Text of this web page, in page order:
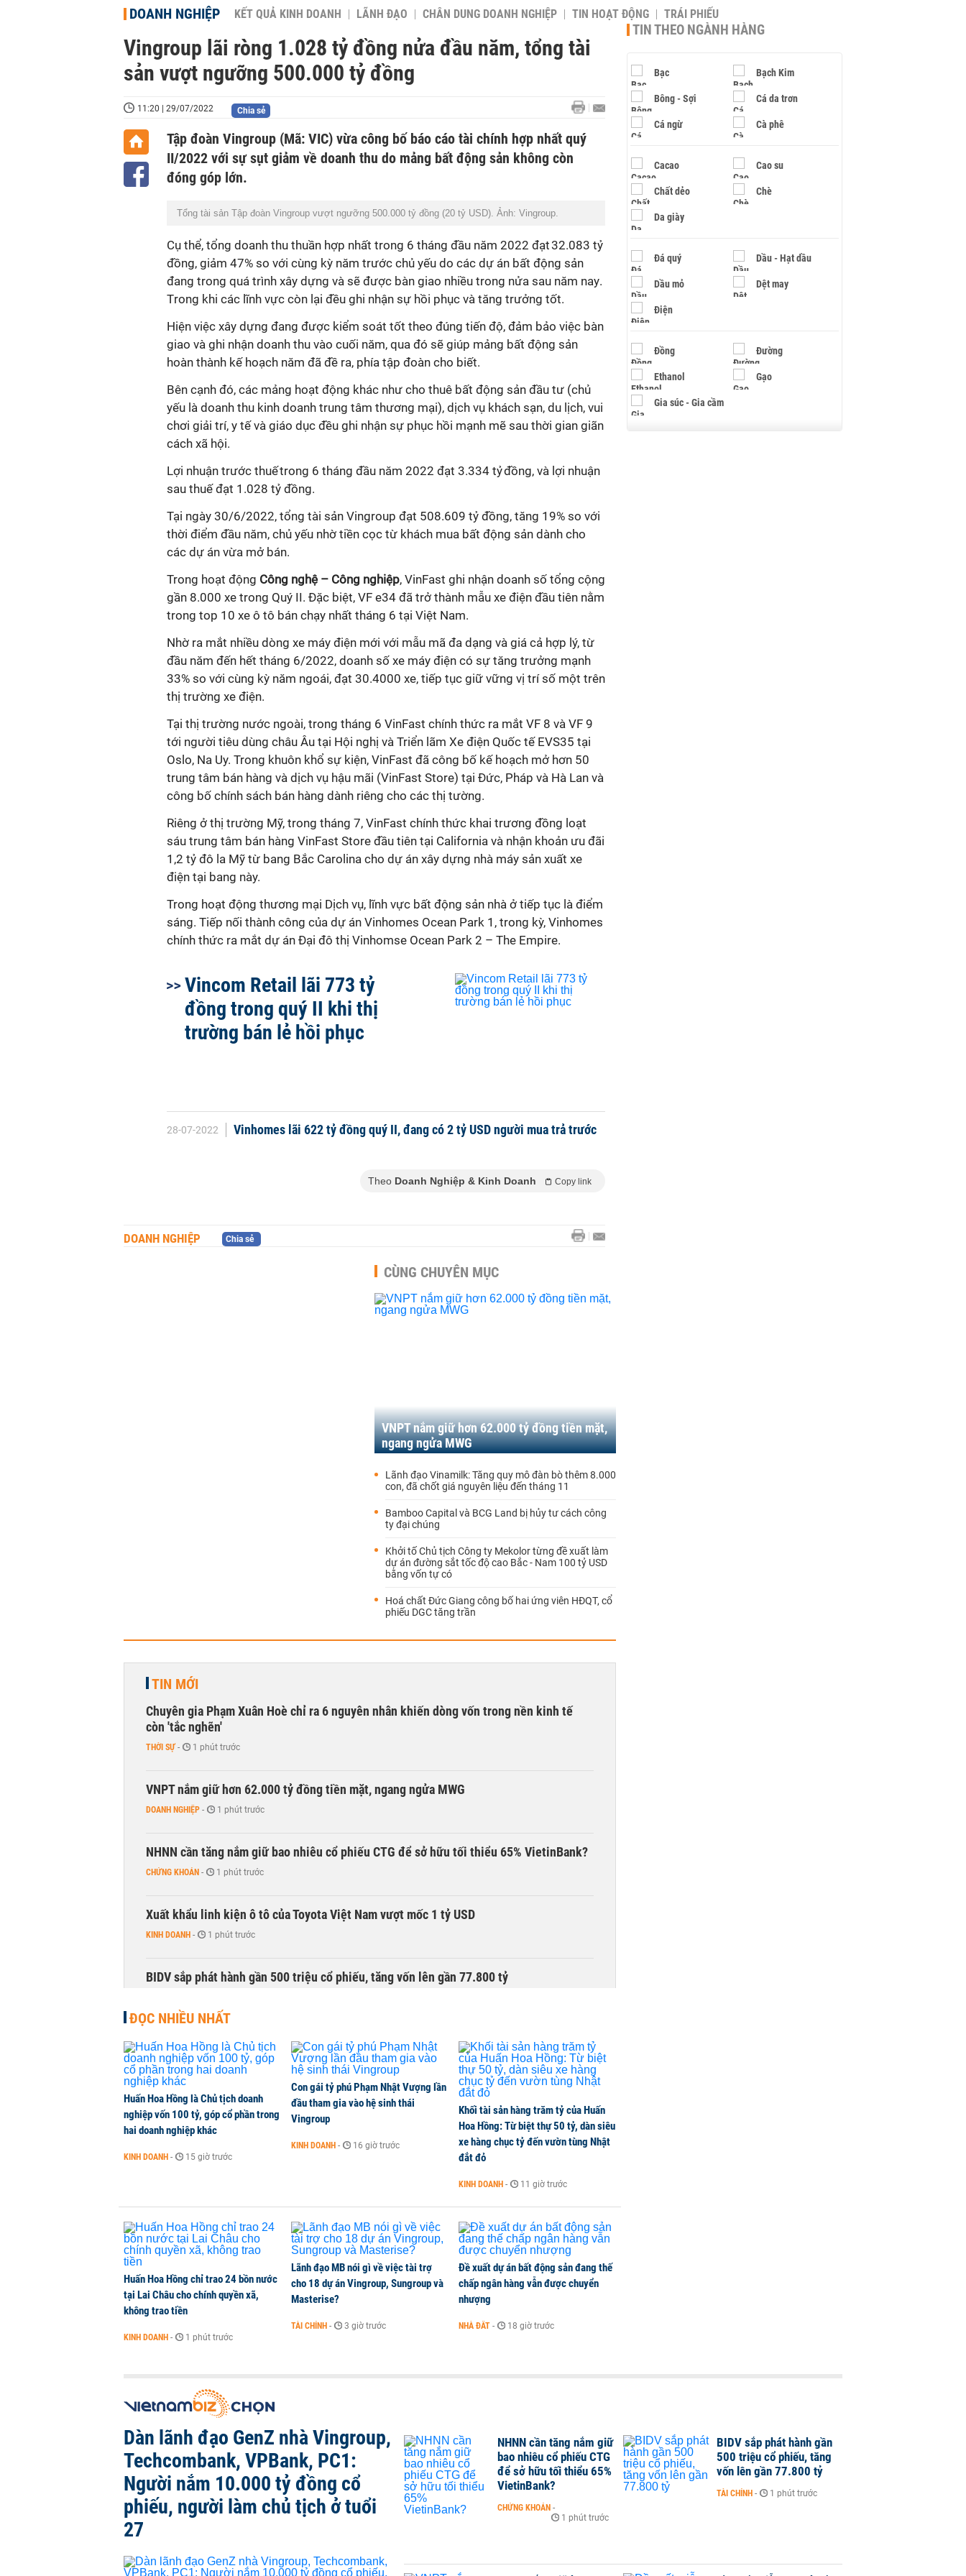
DOANH NGHIỆP KẾT QUẢ KINH DOANH LÃNH ĐẠO CHÂN DUNG DOANH NGHIỆP TIN HOẠT ĐỘNG TRÁI PHIẾU
Vingroup lãi ròng 1.028 tỷ đồng nửa đầu năm, tổng tài
sản vượt ngưỡng 500.000 tỷ đồng
11:20 | 29/07/2022 Chia sẻ
Tập đoàn Vingroup (Mã: VIC) vừa công bố báo cáo tài chính hợp nhất quý
II/2022 với sự sụt giảm về doanh thu do mảng bất động sản không còn
đóng góp lớn.
Tổng tài sản Tập đoàn Vingroup vượt ngưỡng 500.000 tỷ đồng (20 tỷ USD). Ảnh: Vingroup.
Cụ thể, tổng doanh thu thuần hợp nhất trong 6 tháng đầu năm 2022 đạt 32.083 tỷ
đồng, giảm 47% so với cùng kỳ năm trước chủ yếu do các dự án bất động sản
đang trong quá trình xây dựng và sẽ được bàn giao nhiều trong nửa sau năm nay.
Trong khi các lĩnh vực còn lại đều ghi nhận sự hồi phục và tăng trưởng tốt.
Hiện việc xây dựng đang được kiểm soát tốt theo đúng tiến độ, đảm bảo việc bàn
giao và ghi nhận doanh thu vào cuối năm, qua đó sẽ giúp mảng bất động sản
hoàn thành kế hoạch năm đã đề ra, phía tập đoàn cho biết.
Bên cạnh đó, các mảng hoạt động khác như cho thuê bất động sản đầu tư (chủ
yếu là doanh thu kinh doanh trung tâm thương mại), dịch vụ khách sạn, du lịch, vui
chơi giải trí, y tế và giáo dục đều ghi nhận sự phục hồi mạnh mẽ sau thời gian giãn
cách xã hội.
Lợi nhuận trước thuế trong 6 tháng đầu năm 2022 đạt 3.334 tỷ đồng, và lợi nhuận
sau thuế đạt 1.028 tỷ đồng.
Tại ngày 30/6/2022, tổng tài sản Vingroup đạt 508.609 tỷ đồng, tăng 19% so với
thời điểm đầu năm, chủ yếu nhờ tiền cọc từ khách mua bất động sản dành cho
các dự án vừa mở bán.
Trong hoạt động Công nghệ – Công nghiệp, VinFast ghi nhận doanh số tổng cộng
gần 8.000 xe trong Quý II. Đặc biệt, VF e34 đã trở thành mẫu xe điện đầu tiên nằm
trong top 10 xe ô tô bán chạy nhất tháng 6 tại Việt Nam.
Nhờ ra mắt nhiều dòng xe máy điện mới với mẫu mã đa dạng và giá cả hợp lý, từ
đầu năm đến hết tháng 6/2022, doanh số xe máy điện có sự tăng trưởng mạnh
33% so với cùng kỳ năm ngoái, đạt 30.4000 xe, tiếp tục giữ vững vị trí số một trên
thị trường xe điện.
Tại thị trường nước ngoài, trong tháng 6 VinFast chính thức ra mắt VF 8 và VF 9
tới người tiêu dùng châu Âu tại Hội nghị và Triển lãm Xe điện Quốc tế EVS35 tại
Oslo, Na Uy. Trong khuôn khổ sự kiện, VinFast đã công bố kế hoạch mở hơn 50
trung tâm bán hàng và dịch vụ hậu mãi (VinFast Store) tại Đức, Pháp và Hà Lan và
công bố chính sách bán hàng dành riêng cho các thị tường.
Riêng ở thị trường Mỹ, trong tháng 7, VinFast chính thức khai trương đồng loạt
sáu trung tâm bán hàng VinFast Store đầu tiên tại California và nhận khoản ưu đãi
1,2 tỷ đô la Mỹ từ bang Bắc Carolina cho dự án xây dựng nhà máy sản xuất xe
điện tại bang này.
Trong hoạt động thương mại Dịch vụ, lĩnh vực bất động sản nhà ở tiếp tục là điểm
sáng. Tiếp nối thành công của dự án Vinhomes Ocean Park 1, trong kỳ, Vinhomes
chính thức ra mắt dự án Đại đô thị Vinhomse Ocean Park 2 – The Empire.
Vincom Retail lãi 773 tỷ
đồng trong quý II khi thị
trường bán lẻ hồi phục
28-07-2022 Vinhomes lãi 622 tỷ đồng quý II, đang có 2 tỷ USD người mua trả trước
Theo Doanh Nghiệp & Kinh Doanh Copy link
DOANH NGHIỆP Chia sẻ
CÙNG CHUYÊN MỤC
VNPT nắm giữ hơn 62.000 tỷ đồng tiền mặt,
ngang ngửa MWG
Lãnh đạo Vinamilk: Tăng quy mô đàn bò thêm 8.000
con, đã chốt giá nguyên liệu đến tháng 11
Bamboo Capital và BCG Land bị hủy tư cách công
ty đại chúng
Khởi tố Chủ tịch Công ty Mekolor từng đề xuất làm
dự án đường sắt tốc độ cao Bắc - Nam 100 tỷ USD
bằng vốn tự có
Hoá chất Đức Giang công bố hai ứng viên HĐQT, cổ
phiếu DGC tăng trần
TIN MỚI
Chuyên gia Phạm Xuân Hoè chỉ ra 6 nguyên nhân khiến dòng vốn trong nền kinh tế
còn 'tắc nghẽn'
THỜI SỰ - 1 phút trước
VNPT nắm giữ hơn 62.000 tỷ đồng tiền mặt, ngang ngửa MWG
DOANH NGHIỆP - 1 phút trước
NHNN cần tăng nắm giữ bao nhiêu cổ phiếu CTG để sở hữu tối thiểu 65% VietinBank?
CHỨNG KHOÁN - 1 phút trước
Xuất khẩu linh kiện ô tô của Toyota Việt Nam vượt mốc 1 tỷ USD
KINH DOANH - 1 phút trước
BIDV sắp phát hành gần 500 triệu cổ phiếu, tăng vốn lên gần 77.800 tỷ
ĐỌC NHIỀU NHẤT
Huấn Hoa Hồng là Chủ tịch doanh
nghiệp vốn 100 tỷ, góp cổ phần trong
hai doanh nghiệp khác
KINH DOANH - 15 giờ trước
Con gái tỷ phú Phạm Nhật Vượng lần
đầu tham gia vào hệ sinh thái
Vingroup
KINH DOANH - 16 giờ trước
Khối tài sản hàng trăm tỷ của Huấn
Hoa Hồng: Từ biệt thự 50 tỷ, dàn siêu
xe hàng chục tỷ đến vườn tùng Nhật
đắt đỏ
KINH DOANH - 11 giờ trước
Huấn Hoa Hồng chỉ trao 24 bồn nước
tại Lai Châu cho chính quyền xã,
không trao tiền
KINH DOANH - 1 phút trước
Lãnh đạo MB nói gì về việc tài trợ
cho 18 dự án Vingroup, Sungroup và
Masterise?
TÀI CHÍNH - 3 giờ trước
Đề xuất dự án bất động sản đang thế
chấp ngân hàng vẫn được chuyển
nhượng
NHÀ ĐẤT - 18 giờ trước
TIN THEO NGÀNH HÀNG
Bạc Bạch Kim
Bông - Sợi Cá da trơn
Cá ngừ Cà phê
Cacao Cao su
Chất dẻo Chè
Da giày
Đá quý Dầu - Hạt dầu
Dầu mỏ Dệt may
Điện
Đồng Đường
Ethanol Gạo
Gia súc - Gia cầm
Dàn lãnh đạo GenZ nhà Vingroup,
Techcombank, VPBank, PC1:
Người nắm 10.000 tỷ đồng cổ
phiếu, người làm chủ tịch ở tuổi
27
NHNN cần tăng nắm giữ
bao nhiêu cổ phiếu CTG
để sở hữu tối thiểu 65%
VietinBank?
CHỨNG KHOÁN -
1 phút trước
BIDV sắp phát hành gần
500 triệu cổ phiếu, tăng
vốn lên gần 77.800 tỷ
TÀI CHÍNH - 1 phút trước